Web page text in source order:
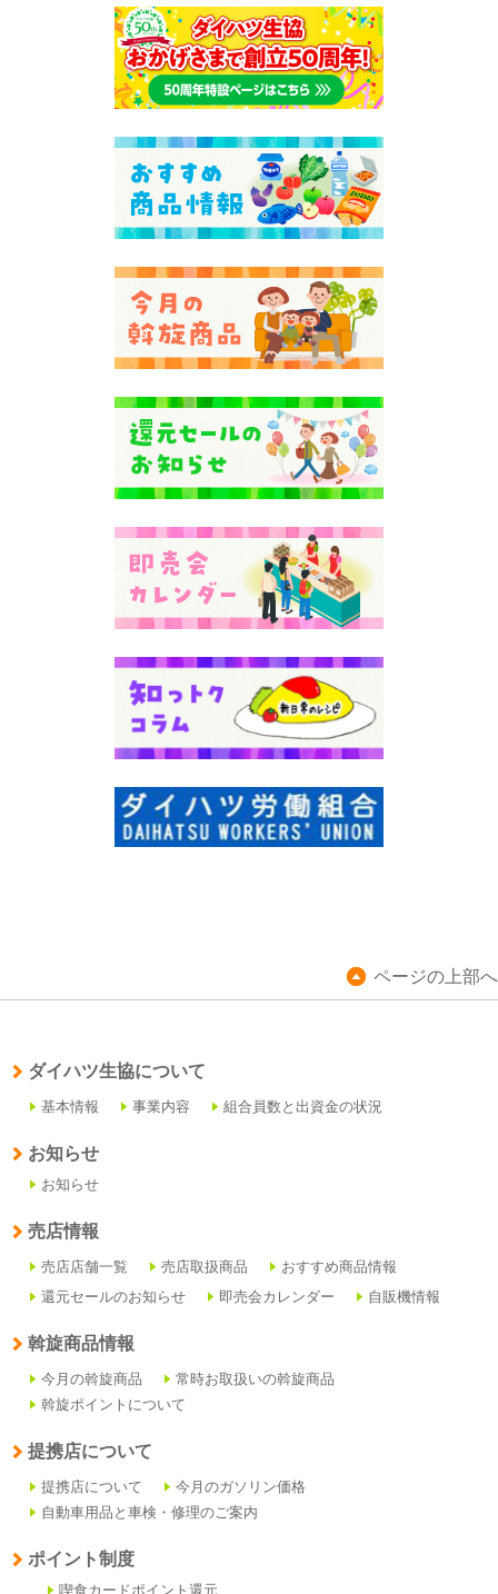
ページの上部へ
ダイハツ生協について
基本情報 事業内容 組合員数と出資金の状況
お知らせ
お知らせ
売店情報
売店店舗一覧 売店取扱商品
おすすめ商品情報
還元セールのお知らせ
即売会カレンダー 自販機情報
斡旋商品情報
今月の斡旋商品
常時お取扱いの斡旋商品
斡旋ポイントについて
提携店について
提携店について
今月のガソリン価格
自動車用品と車検・修理のご案内
ポイント制度
喫食カードポイント還元